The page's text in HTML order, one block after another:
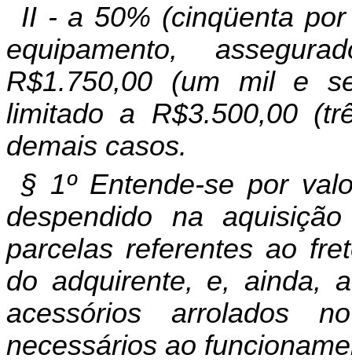
II - a 50% (cinqüenta
equipamento,
R$1.750,00 (um mil e
limitado a R$3.500,00
demais casos.
§ 1º Entende-se por
despendido na
parcelas referentes ao
do adquirente, e, ainda,
acessórios arrolados
necessários ao